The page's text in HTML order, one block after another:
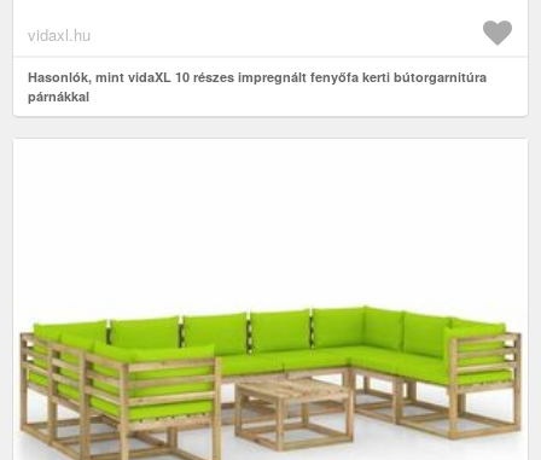
vidaxl.hu
Hasonlók, mint vidaXL 10 részes impregnált fenyőfa kerti bútorgarnitúra
párnákkal